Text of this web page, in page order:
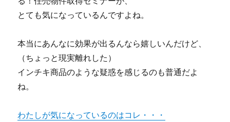
とても気になっているんですよね。
本当にあんなに効果が出るんなら嬉しいんだけど、
（ちょっと現実離れした）
インチキ商品のような疑惑を感じるのも普通だよ
ね。
わたしが気になっているのはコレ・・・